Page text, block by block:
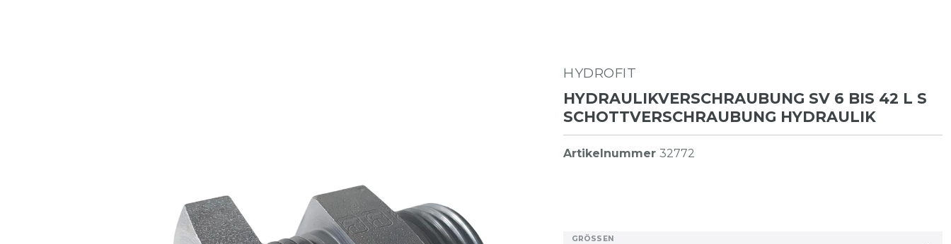
HYDROFIT
HYDRAULIKVERSCHRAUBUNG SV 6 BIS 42 L S
SCHOTTVERSCHRAUBUNG HYDRAULIK
Artikelnummer 32772
GRÖSSEN